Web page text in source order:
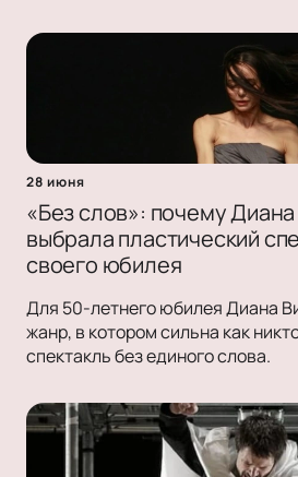
28 июня
«Без слов»: почему
выбрала пластический
своего юбилея
Для 50-летнего юбилея Диана
жанр, в котором сильна как
спектакль без единого слова.